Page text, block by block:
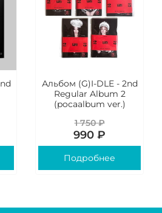
Альбом (G)I-DLE - 2nd
Regular Album 2
(pocaalbum ver.)
1 750 ₽
990 ₽
Подробнее